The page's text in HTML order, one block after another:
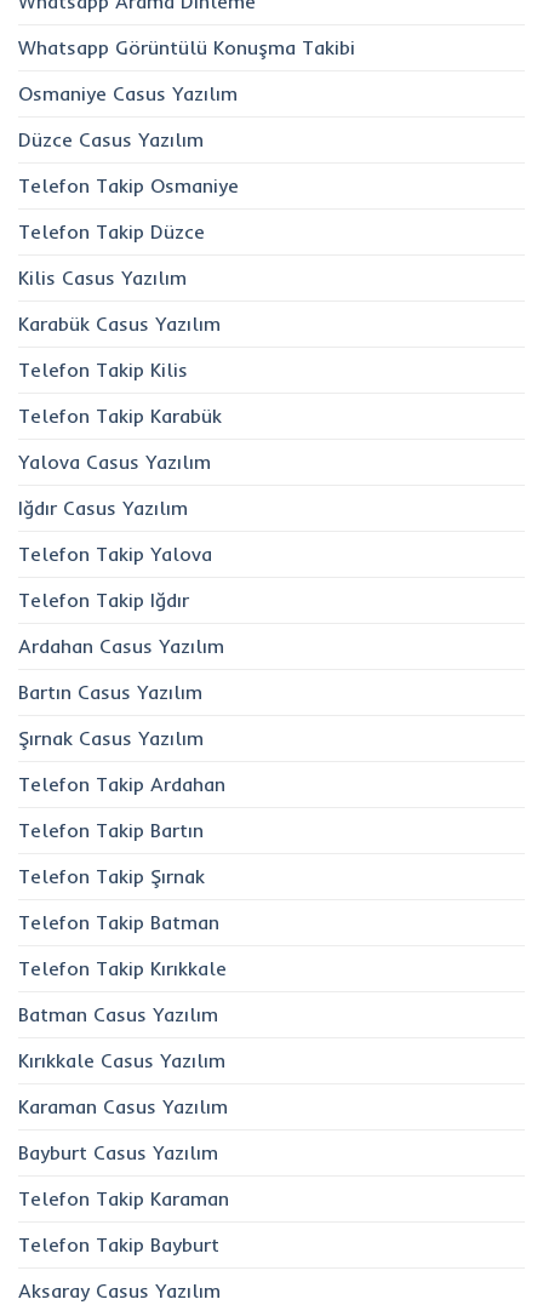
Whatsapp Görüntülü Konuşma Takibi
Osmaniye Casus Yazılım
Düzce Casus Yazılım
Telefon Takip Osmaniye
Telefon Takip Düzce
Kilis Casus Yazılım
Karabük Casus Yazılım
Telefon Takip Kilis
Telefon Takip Karabük
Yalova Casus Yazılım
Iğdır Casus Yazılım
Telefon Takip Yalova
Telefon Takip Iğdır
Ardahan Casus Yazılım
Bartın Casus Yazılım
Şırnak Casus Yazılım
Telefon Takip Ardahan
Telefon Takip Bartın
Telefon Takip Şırnak
Telefon Takip Batman
Telefon Takip Kırıkkale
Batman Casus Yazılım
Kırıkkale Casus Yazılım
Karaman Casus Yazılım
Bayburt Casus Yazılım
Telefon Takip Karaman
Telefon Takip Bayburt
Aksaray Casus Yazılım